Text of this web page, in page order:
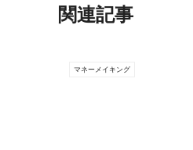
関連記事
マネーメイキング